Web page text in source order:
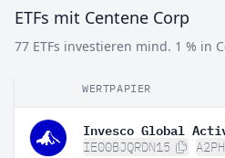
ETFs mit Centene Corp
77 ETFs investieren mind. 1 % in
WERTPAPIER
IE00BJQRDN15